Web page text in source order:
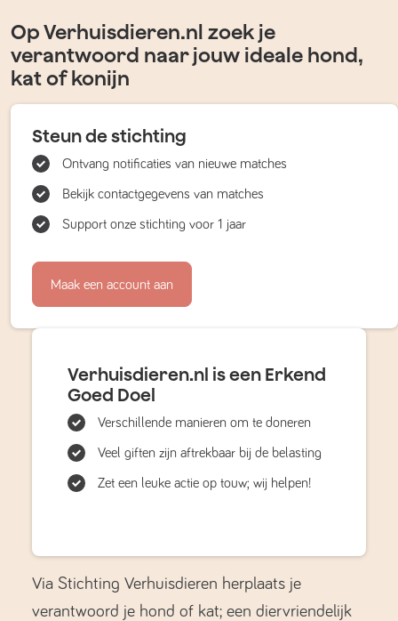
Op Verhuisdieren.nl zoek je
verantwoord naar jouw ideale hond,
kat of konijn
Steun de stichting
Ontvang notificaties van nieuwe matches
Bekijk contactgegevens van matches
Support onze stichting voor 1 jaar
Maak een account aan
Verhuisdieren.nl is een Erkend
Goed Doel
Verschillende manieren om te doneren
Veel giften zijn aftrekbaar bij de belasting
Zet een leuke actie op touw; wij helpen!
Via Stichting Verhuisdieren herplaats je
verantwoord je hond of kat; een diervriendelijk